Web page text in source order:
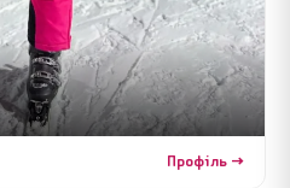
Профіль →